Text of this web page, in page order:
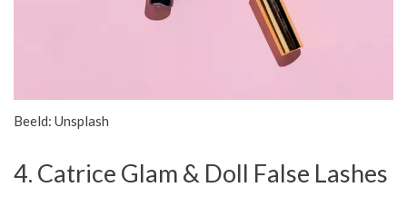
Beeld: Unsplash
4. Catrice Glam & Doll False Lashes